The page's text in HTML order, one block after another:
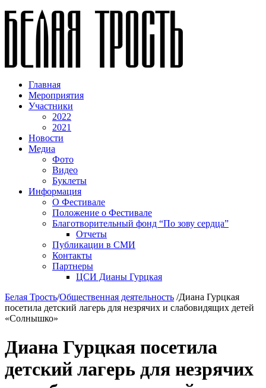
Главная
Мероприятия
Участники
2022
2021
Новости
Медиа
Фото
Видео
Буклеты
Информация
О Фестивале
Положение о Фестивале
Благотворительный фонд “По зову сердца”
Отчеты
Публикации в СМИ
Контакты
Партнеры
ЦСИ Дианы Гурцкая
Белая Трость/Общественная деятельность /Диана Гурцкая
посетила детский лагерь для незрячих и слабовидящих детей
«Солнышко»
Диана Гурцкая посетила
детский лагерь для незрячих